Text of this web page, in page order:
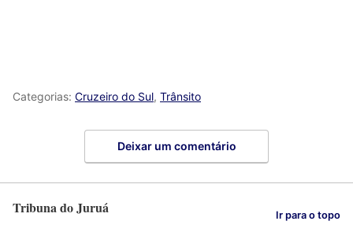
Categorias: Cruzeiro do Sul, Trânsito
Deixar um comentário
Tribuna do Juruá Ir para o topo